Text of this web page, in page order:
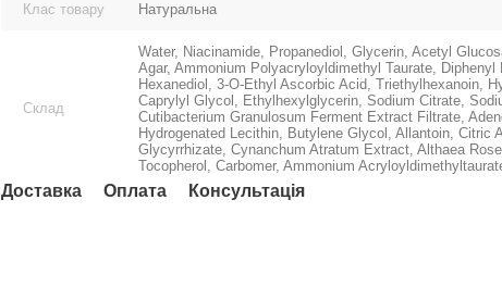
Клас товару Натуральна
Склад
Water, Niacinamide, Propanediol, Glycerin, Acetyl
Agar, Ammonium Polyacryloyldimethyl Taurate, Diphenyl
Hexanediol, 3-O-Ethyl Ascorbic Acid, Triethylhexanoin,
Caprylyl Glycol, Ethylhexylglycerin, Sodium Citrate,
Cutibacterium Granulosum Ferment Extract Filtrate,
Hydrogenated Lecithin, Butylene Glycol, Allantoin, Citric
Glycyrrhizate, Cynanchum Atratum Extract, Althaea
Tocopherol, Carbomer, Ammonium
Доставка Оплата Консультація